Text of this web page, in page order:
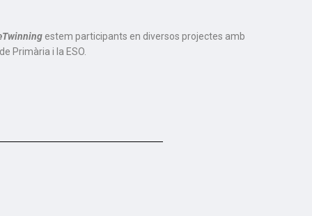
estem participants en diversos projectes amb
Primària i la ESO.